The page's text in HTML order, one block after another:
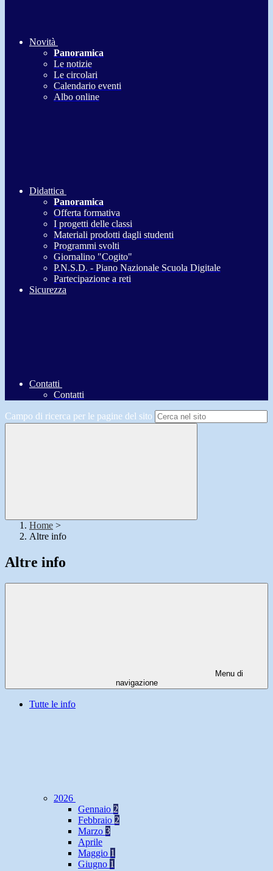
Novità
Panoramica
Le notizie
Le circolari
Calendario eventi
Albo online
Didattica
Panoramica
Offerta formativa
I progetti delle classi
Materiali prodotti dagli studenti
Programmi svolti
Giornalino "Cogito"
P.N.S.D. - Piano Nazionale Scuola Digitale
Partecipazione a reti
Sicurezza
Contatti
Contatti
Campo di ricerca per le pagine del sito
Home >
Altre info
Altre info
Menu di
navigazione
Tutte le info
2026
Gennaio 2
Febbraio 2
Marzo 3
Aprile
Maggio 1
Giugno 1